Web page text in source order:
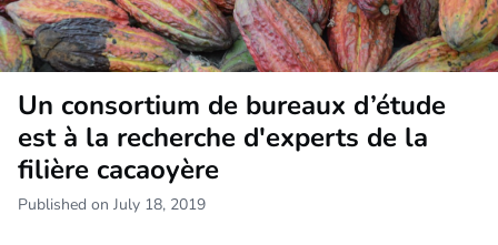
Un consortium de bureaux d’étude
est à la recherche d'experts de la
filière cacaoyère
Published on July 18, 2019